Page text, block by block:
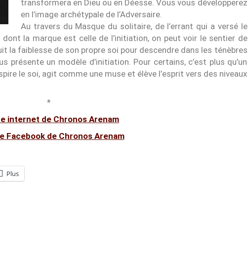
transformera en Dieu ou en Déesse. Vous vous développerez
en l’image archétypale de l’Adversaire.
Au travers du Masque du solitaire, de l’errant qui a versé le
la marque est celle de l’initiation, on peut voir le sentier de
la faiblesse de son propre soi pour descendre dans les ténèbres
présente un modèle d’initiation. Pour certains, c’est plus qu’un
le soi, agit comme une muse et élève l’esprit vers des niveaux
*
internet de Chronos Arenam
Facebook de Chronos Arenam
Plus